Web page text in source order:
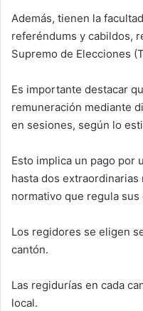
Además, tienen la
referéndums y cabildos,
Supremo de Elecciones
Es importante destacar
remuneración mediante
en sesiones, según lo
Esto implica un pago por
hasta dos
normativo que regula
Los regidores se eligen
cantón.
Las regidurías en cada
local.